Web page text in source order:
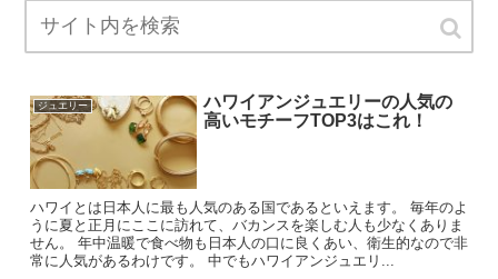
ジュエリーやアクセサリーに詳しいだけではなく、衣装や...
ジュエリー
ハワイアンジュエリーの人気の
高いモチーフTOP3はこれ！
ハワイとは日本人に最も人気のある国であるといえます。 毎年のよ
うに夏と正月にここに訪れて、バカンスを楽しむ人も少なくありま
せん。 年中温暖で食べ物も日本人の口に良くあい、衛生的なので非
常に人気があるわけです。 中でもハワイアンジュエリ...